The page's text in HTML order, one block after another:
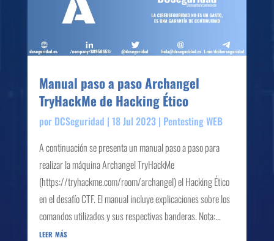
Manual paso a paso Archangel
TryHackMe de Hacking Ético
por DCSeguridad | 18 Jul 2023| Pentesting WEB
A continuación se presenta un manual paso a paso para
realizar la máquina Archangel TryHackMe
(https://tryhackme.com/room/archangel) el Hacking Ético
en el desafío CTF. El manual incluye explicaciones sobre los
comandos utilizados y sus respectivas banderas. Nota:...
leer más